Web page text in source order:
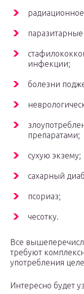
инфекции;
болезни
препаратами;
сухую экзему;
сахарный
псориаз;
чесотку.
Все
требуют
употребления
Интересно будет